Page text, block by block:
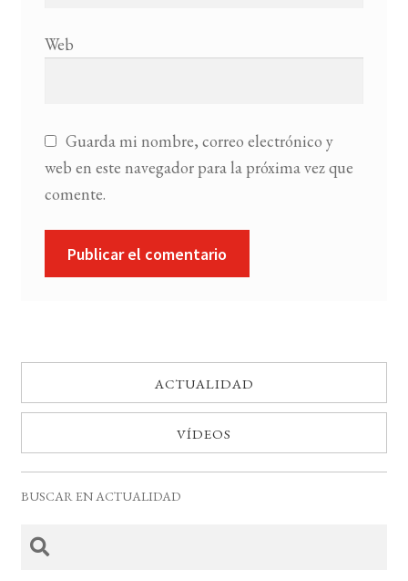
Web
Guarda mi nombre, correo electrónico y
web en este navegador para la próxima vez que
comente.
ACTUALIDAD
VÍDEOS
BUSCAR EN ACTUALIDAD